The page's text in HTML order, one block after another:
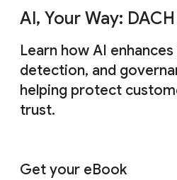
AI, Your Way:
Learn how AI
detection, and
helping protect
trust.
Get your eBook